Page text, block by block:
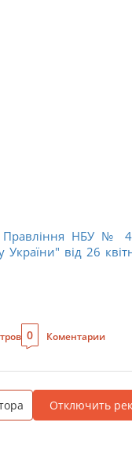
Правління НБУ №
України" від 26
0 Коментарии
Отключить